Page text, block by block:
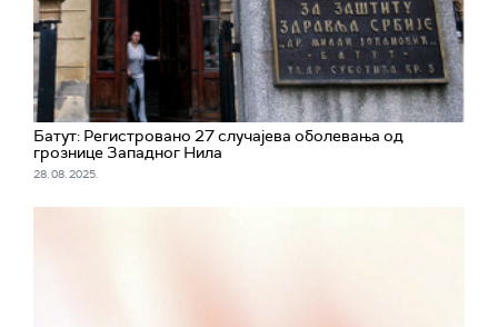
Батут: Регистровано 27 случајева оболевања од
грознице Западног Нила
28. 08. 2025.